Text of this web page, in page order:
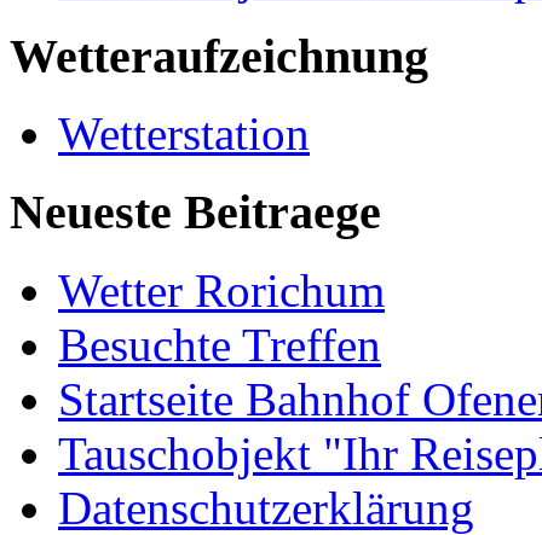
Wetteraufzeichnung
Wetterstation
Neueste Beitraege
Wetter Rorichum
Besuchte Treffen
Startseite Bahnhof
Tauschobjekt "Ihr
Datenschutzerklärung